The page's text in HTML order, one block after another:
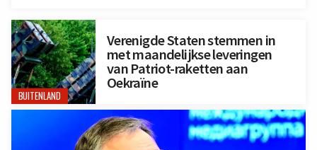
BUITENLAND
Verenigde Staten stemmen in
met maandelijkse leveringen
van Patriot-raketten aan
Oekraïne